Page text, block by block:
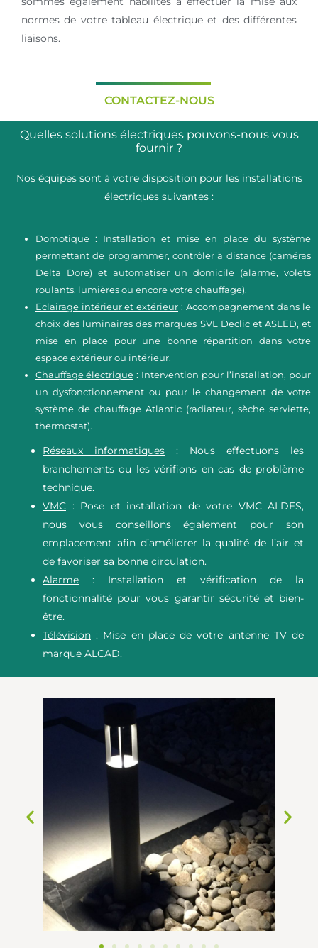
normes de votre tableau électrique et des différentes
liaisons.
CONTACTEZ-NOUS
Quelles solutions électriques pouvons-nous vous
fournir ?
Nos équipes sont à votre disposition pour les installations
électriques suivantes :
Domotique : Installation et mise en place du système
permettant de programmer, contrôler à distance (caméras
Delta Dore) et automatiser un domicile (alarme, volets
roulants, lumières ou encore votre chauffage).
Eclairage intérieur et extérieur : Accompagnement dans le
choix des luminaires des marques SVL Declic et ASLED, et
mise en place pour une bonne répartition dans votre
espace extérieur ou intérieur.
Chauffage électrique : Intervention pour l’installation, pour
un dysfonctionnement ou pour le changement de votre
système de chauffage Atlantic (radiateur, sèche serviette,
thermostat).
Réseaux informatiques : Nous effectuons les
branchements ou les vérifions en cas de problème
technique.
VMC : Pose et installation de votre VMC ALDES,
nous vous conseillons également pour son
emplacement afin d’améliorer la qualité de l’air et
de favoriser sa bonne circulation.
Alarme : Installation et vérification de la
fonctionnalité pour vous garantir sécurité et bien-
être.
Télévision : Mise en place de votre antenne TV de
marque ALCAD.